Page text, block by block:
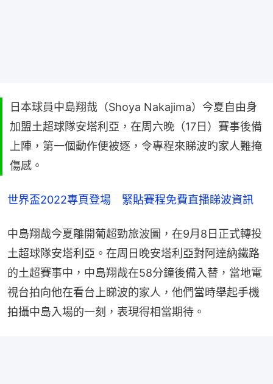
日本球員中島翔哉（Shoya Nakajima）今夏自由身
加盟土超球隊安塔利亞，在周六晚（17日）賽事後備
上陣，第一個動作便被逐，令專程來睇波旳家人難掩
傷感。
世界盃2022專頁登場　緊貼賽程免費直播睇波資訊
中島翔哉今夏離開葡超勁旅波圖，在9月8日正式轉投
土超球隊安塔利亞。在周日晚安塔利亞對阿達納鐵路
的土超賽事中，中島翔哉在58分鐘後備入替，當地電
視台拍向他在看台上睇波的家人，他們當時舉起手機
拍攝中島入場的一刻，表現得相當期待。